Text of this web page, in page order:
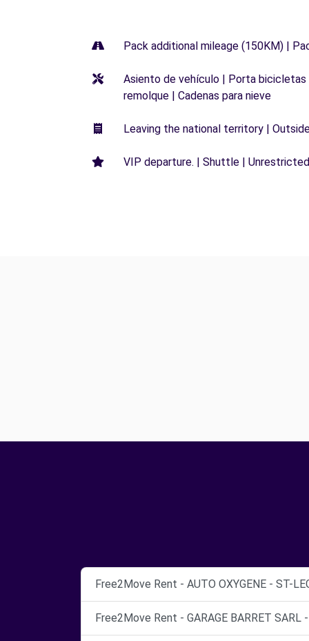
Pack additional mileage (150KM) |
Asiento de vehículo | Porta bicicletas
remolque | Cadenas para nieve
Leaving the national territory |
VIP departure. | Shuttle |
Free2Move Rent - AUTO OXYGENE - ST-
Free2Move Rent - GARAGE BARRET SARL